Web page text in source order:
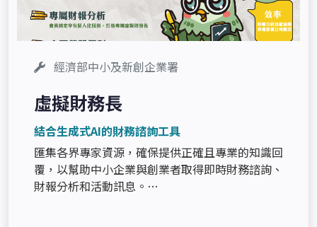
經濟部中小及新創企業署
虛擬財務長
結合生成式AI的財務諮詢工具
匯集各界專家資源，確保提供正確且專業的知識回
覆，以幫助中小企業與創業者取得即時財務諮詢、
財報分析和活動訊息。